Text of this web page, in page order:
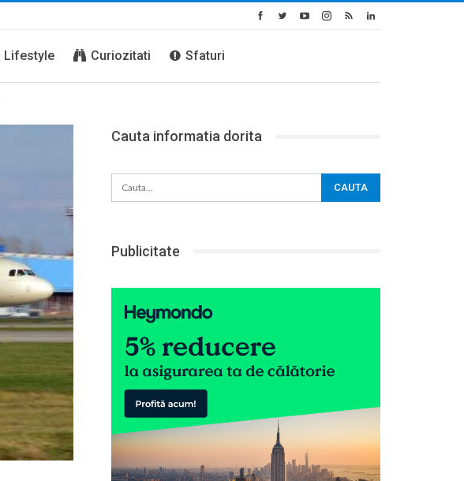
Lifestyle Curiozitati Sfaturi
Cauta informatia dorita
Publicitate